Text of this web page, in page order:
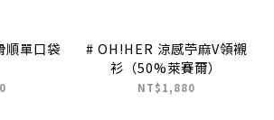
單口袋
# OH!HER 涼感苧麻V領襯
衫（50%萊賽爾）
NT$1,880